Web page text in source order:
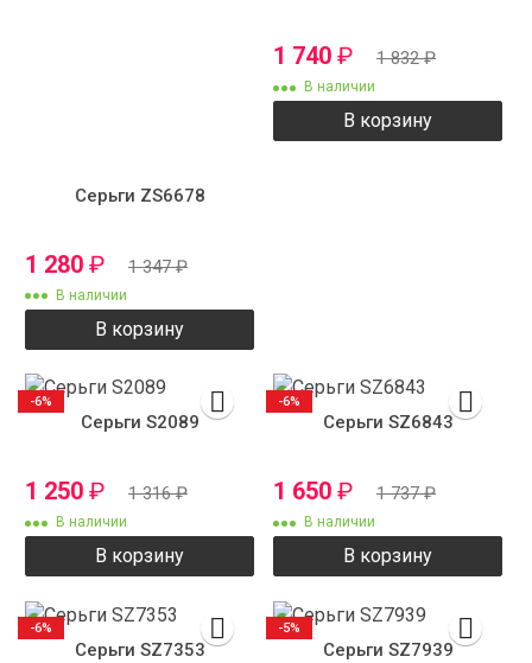
Серьги ZS6678
1 280 ₽ 1 347₽
В наличии
В корзину
1 740 ₽ 1 832₽
В наличии
В корзину
Серьги S2089
1 250 ₽ 1 316₽
В наличии
В корзину
-6%
Серьги SZ6843
1 650 ₽ 1 737₽
В наличии
В корзину
-6%
Серьги SZ7353
-6%
Серьги SZ7939
-5%